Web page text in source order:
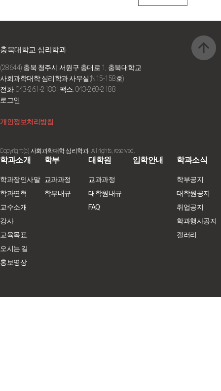
충북대학교 심리학과
(28644) 충북 청주시 서원구 충대로 1, 충북대학교
사회과학대학 심리학과 사무실(N15-158호)
전화: 043-261-2188 I 팩스: 043-269-2188
로그인
개인정보처리방침
Copyright(c) 사회과학대학 심리학과. All rights, reserved.
학과소개
학과장인사말
학과연혁
교수소개
강사
교육목표
오시는 길
홍보영상
학부
교과과정
학부내규
대학원
교과과정
대학원내규
FAQ
입학안내 학과소식
학부공지
대학원공지
취업공지
학과행사공지
갤러리